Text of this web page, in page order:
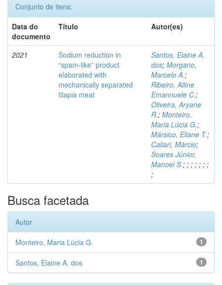
Conjunto de itens:
Data do
documento
Título Autor(es)
2021
Sodium reduction in
“spam-like” product
elaborated with
mechanically separated
tilapia meat
Santos, Elaine A.
dos; Morgano,
Marcelo A.;
Ribeiro, Alline
Emannuele C.;
Oliveira, Aryane
R.; Monteiro,
Maria Lúcia G.;
Mársico, Eliane T.;
Caliari, Márcio;
Soares Júnior,
Manoel S.; ; ; ; ; ; ;
;
Busca facetada
Autor
1
Monteiro, Maria Lúcia G.
1
Santos, Elaine A. dos